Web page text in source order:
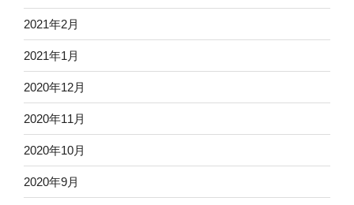
2021年2月
2021年1月
2020年12月
2020年11月
2020年10月
2020年9月